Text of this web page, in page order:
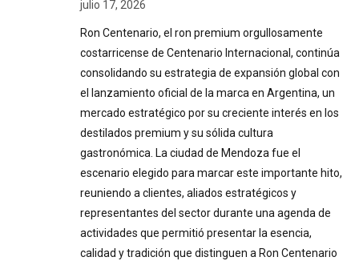
julio 17, 2026
Ron Centenario, el ron premium orgullosamente
costarricense de Centenario Internacional, continúa
consolidando su estrategia de expansión global con
el lanzamiento oficial de la marca en Argentina, un
mercado estratégico por su creciente interés en los
destilados premium y su sólida cultura
gastronómica. La ciudad de Mendoza fue el
escenario elegido para marcar este importante hito,
reuniendo a clientes, aliados estratégicos y
representantes del sector durante una agenda de
actividades que permitió presentar la esencia,
calidad y tradición que distinguen a Ron Centenario